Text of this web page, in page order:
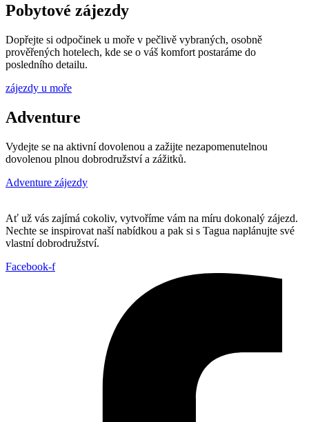
Pobytové zájezdy
Dopřejte si odpočinek u moře v pečlivě vybraných, osobně
prověřených hotelech, kde se o váš komfort postaráme do
posledního detailu.
zájezdy u moře
Adventure
Vydejte se na aktivní dovolenou a zažijte nezapomenutelnou
dovolenou plnou dobrodružství a zážitků.
Adventure zájezdy
Ať už vás zajímá cokoliv, vytvoříme vám na míru dokonalý zájezd.
Nechte se inspirovat naší nabídkou a pak si s Tagua naplánujte své
vlastní dobrodružství.
Facebook-f